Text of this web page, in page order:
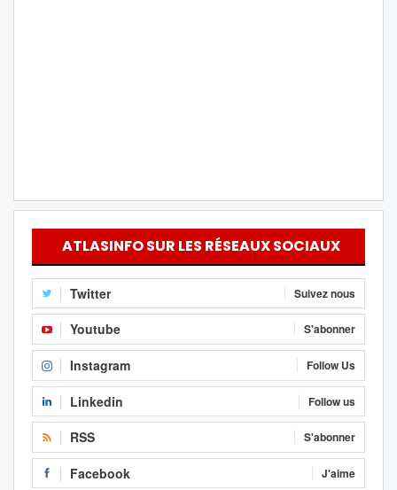
ATLASINFO SUR LES RÉSEAUX SOCIAUX
Twitter Suivez nous
Youtube S'abonner
Instagram Follow Us
Linkedin Follow us
RSS S'abonner
Facebook J'aime